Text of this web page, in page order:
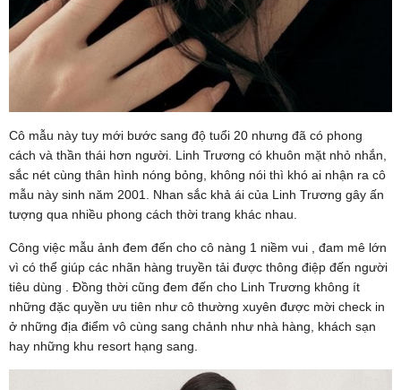
Cô mẫu này tuy mới bước sang độ tuổi 20 nhưng đã có phong
cách và thần thái hơn người. Linh Trương có khuôn mặt nhỏ nhắn,
sắc nét cùng thân hình nóng bỏng, không nói thì khó ai nhận ra cô
mẫu này sinh năm 2001. Nhan sắc khả ái của Linh Trương gây ấn
tượng qua nhiều phong cách thời trang khác nhau.
Công việc mẫu ảnh đem đến cho cô nàng 1 niềm vui , đam mê lớn
vì có thể giúp các nhãn hàng truyền tải được thông điệp đến người
tiêu dùng . Đồng thời cũng đem đến cho Linh Trương không ít
những đặc quyền ưu tiên như cô thường xuyên được mời check in
ở những địa điểm vô cùng sang chảnh như nhà hàng, khách sạn
hay những khu resort hạng sang.